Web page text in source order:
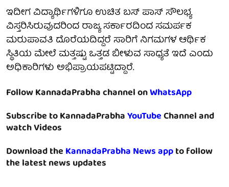
ಇದೀಗ ವಿದ್ಯಾರ್ಥಿಗಳಿಗೂ ಉಚಿತ ಬಸ್ ಪಾಸ್ ಸೌಲಭ್ಯ
ವಿಸ್ತರಿಸಿರುವುದರಿಂದ ರಾಜ್ಯ ಸರ್ಕಾರದಿಂದ ಸಮರ್ಪಕ
ಮರುಪಾವತಿ ದೊರೆಯದಿದ್ದರೆ ಸಾರಿಗೆ ನಿಗಮಗಳ ಆರ್ಥಿಕ
ಸ್ಥಿತಿಯ ಮೇಲೆ ಮತ್ತಷ್ಟು ಒತ್ತಡ ಬೀಳುವ ಸಾಧ್ಯತೆ ಇದೆ ಎಂದು
ಅಧಿಕಾರಿಗಳು ಅಭಿಪ್ರಾಯಪಟ್ಟಿದ್ದಾರೆ.
Follow KannadaPrabha channel onWhatsApp
Subscribe to KannadaPrabhaYouTubeChannel and
watch Videos
Download theKannadaPrabha News appto follow
the latest news updates